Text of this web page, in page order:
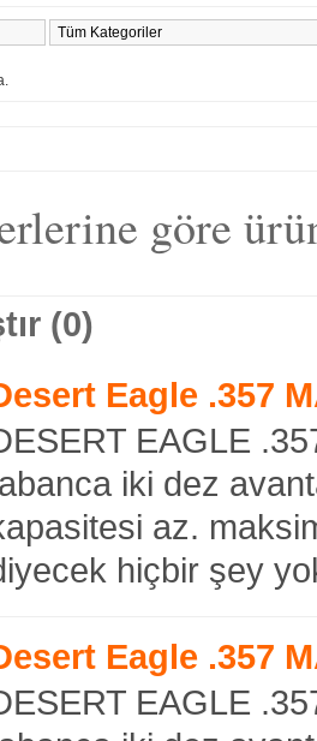
göre
(0)
Eagle .357
EAGLE
iki dez
az.
hiçbir şey
Eagle .357
EAGLE